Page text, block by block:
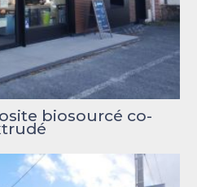
biosourcé co-